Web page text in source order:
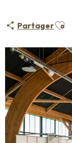
Partager